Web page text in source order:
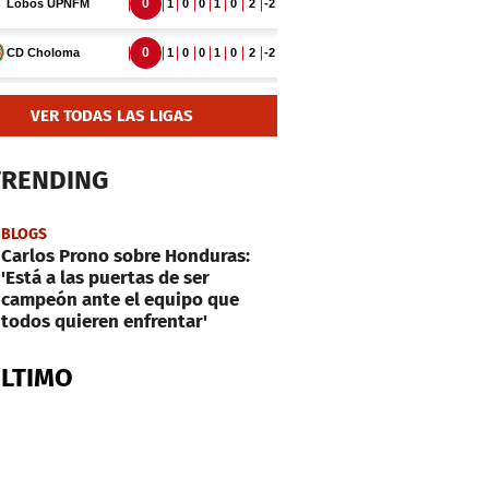
VER TODAS LAS LIGAS
BLOGS
Carlos Prono sobre Honduras:
'Está a las puertas de ser
campeón ante el equipo que
todos quieren enfrentar'